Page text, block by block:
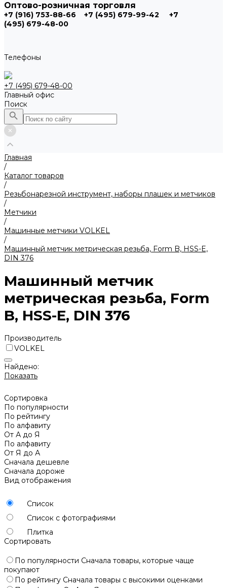
Оптово-розничная торговля
+7 (916) 753-88-66 +7 (495) 679-99-42
+7
(495) 679-48-00
Телефоны
+7 (495) 679-48-00
Главный офис
Поиск
Главная
/
Каталог товаров
/
Резьбонарезной инструмент, наборы плашек и метчиков
/
Метчики
/
Машинные метчики VOLKEL
/
Машинный метчик метрическая резьба, Form B, HSS-E,
DIN 376
Машинный метчик
метрическая резьба, Form
B, HSS-E, DIN 376
Производитель
VOLKEL
Найдено:
Показать
Сортировка
По популярности
По рейтингу
По алфавиту
От А до Я
По алфавиту
От Я до А
Сначала дешевле
Сначала дороже
Вид отображения
Список
Список с фотографиями
Плитка
Сортировать
По популярности Сначала товары, которые чаще
покупают
По рейтингу Сначала товары с высокими оценками